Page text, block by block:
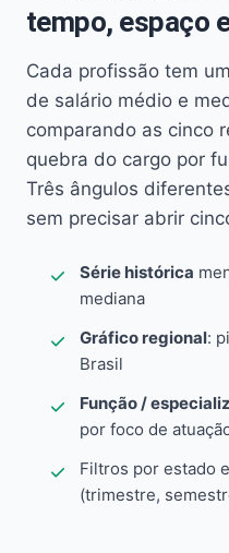
tempo, espaço
Cada profissão tem
de salário médio e
comparando as cinco
quebra do cargo por
Três ângulos
sem precisar abrir
Série histórica
mediana
Gráfico regional:
Brasil
Função /
por foco de
Filtros por estado
(trimestre,